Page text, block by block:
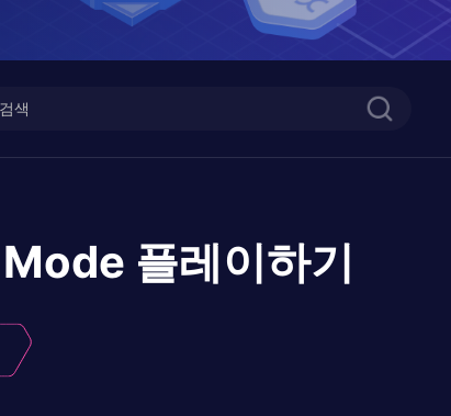
플레이하기